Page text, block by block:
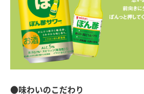
●味わいのこだわり